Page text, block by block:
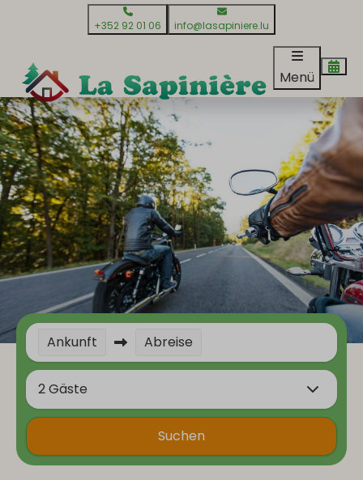
+352 92 01 06 info@lasapiniere.lu
Menü
Ankunft Abreise
2 Gäste
Suchen